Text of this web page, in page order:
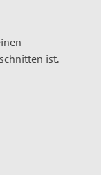
ist.